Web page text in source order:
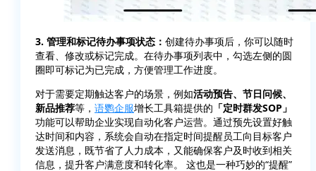
3. 管理和标记待办事项状态： 创建待办事项后，你可以随时
查看、修改或标记完成。在待办事项列表中，勾选左侧的圆
圈即可标记为已完成，方便管理工作进度。
对于需要定期触达客户的场景，例如活动预告、节日问候、
新品推荐等， 语鹦企服增长工具箱提供的 「定时群发SOP」
功能可以帮助企业实现自动化客户运营。通过预先设置好触
达时间和内容，系统会自动在指定时间提醒员工向目标客户
发送消息，既节省了人力成本，又能确保客户及时收到相关
信息，提升客户满意度和转化率。 这也是一种巧妙的“提醒”